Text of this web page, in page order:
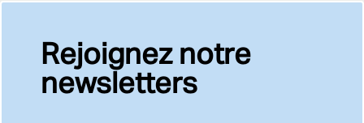
Rejoignez notre
newsletters